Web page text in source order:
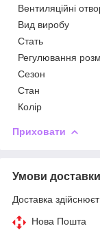
Вентиляційні
Вид виробу
Стать
Регулювання
Сезон
Стан
Колір
Приховати
Умови доставки
Доставка
Нова Пошта